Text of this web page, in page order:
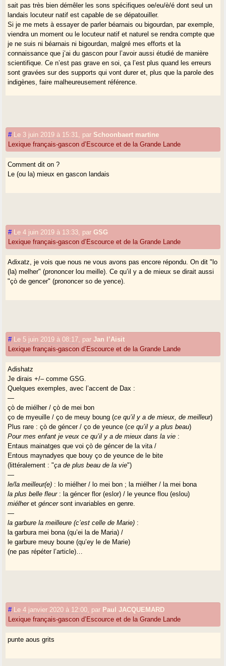
sait pas très bien démêler les sons spécifiques oe/eu/è/é dont seul un
landais locuteur natif est capable de se dépatouiller.
Si je me mets à essayer de parler béarnais ou bigourdan, par exemple,
viendra un moment ou le locuteur natif et naturel se rendra compte que
je ne suis ni béarnais ni bigourdan, malgré mes efforts et la
connaissance que j’ai du gascon pour l’avoir aussi étudié de manière
scientifique. Ce n’est pas grave en soi, ça l’est plus quand les erreurs
sont gravées sur des supports qui vont durer et, plus que la parole des
indigènes, faire malheureusement référence.
# Le 3 juin 2019 à 15:31 parSchoonbaert martine
Lexique français-gascon d’Escource et de la Grande Lande
Comment dit on ?
Le (ou la) mieux en gascon landais
# Le 4 juin 2019 à 13:33 parGSG
Lexique français-gascon d’Escource et de la Grande Lande
Adixatz, je vois que nous ne vous avons pas encore répondu. On dit "lo
(la) melher" (prononcer lou meille). Ce qu’il y a de mieux se dirait aussi
"çò de gencer" (prononcer so de yence).
# Le 5 juin 2019 à 08:17 parJan l’Aisit
Lexique français-gascon d’Escource et de la Grande Lande
Adishatz
Je dirais +/– comme GSG.
Quelques exemples, avec l’accent de Dax :
—
çò de miélher / çò de mei bon
ço de myeuille / ço de meuy boung (ce qu’il y a de mieux, de meilleur)
Plus rare : çò de géncer / ço de yeunce (ce qu’il y a plus beau)
Pour mes enfant je veux ce qu’il y a de mieux dans la vie :
Entaus mainatges que voi çò de géncer de la vita /
Entous maynadyes que bouy ço de yeunce de le bite
(littéralement : "ça de plus beau de la vie")
—
le/la meilleur(e) : lo miélher / lo mei bon ; la miélher / la mei bona
la plus belle fleur: la géncer flor (eslor) / le yeunce flou (eslou)
miélheretgéncersont invariables en genre.
—
la garbure la meilleure (c’est celle de Marie) :
la garbura mei bona (qu’ei la de Maria) /
le garbure meuy boune (qu’ey le de Marie)
(ne pas répéter l’article)…
# Le 4 janvier 2020 à 12:00 par Paul JACQUEMARD
Lexique français-gascon d’Escource et de la Grande Lande
punte aous grits